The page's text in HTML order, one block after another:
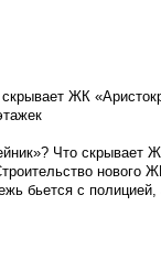
ЖК
Что скрывает
нового
бьется с